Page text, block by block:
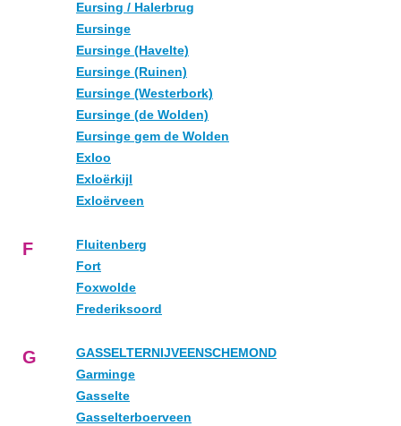
Eursing / Halerbrug
Eursinge
Eursinge (Havelte)
Eursinge (Ruinen)
Eursinge (Westerbork)
Eursinge (de Wolden)
Eursinge gem de Wolden
Exloo
Exloërkijl
Exloërveen
F
Fluitenberg
Fort
Foxwolde
Frederiksoord
G
GASSELTERNIJVEENSCHEMOND
Garminge
Gasselte
Gasselterboerveen